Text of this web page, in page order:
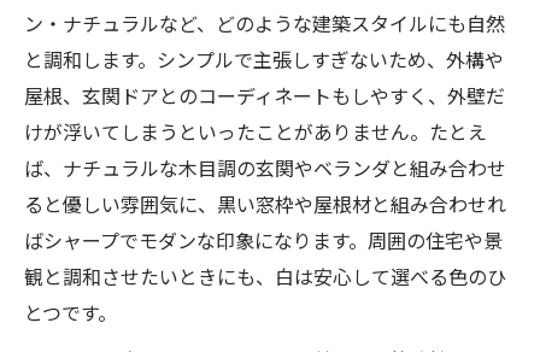
ン・ナチュラルなど、どのような建築スタイルにも自然
と調和します。シンプルで主張しすぎないため、外構や
屋根、玄関ドアとのコーディネートもしやすく、外壁だ
けが浮いてしまうといったことがありません。たとえ
ば、ナチュラルな木目調の玄関やベランダと組み合わせ
ると優しい雰囲気に、黒い窓枠や屋根材と組み合わせれ
ばシャープでモダンな印象になります。周囲の住宅や景
観と調和させたいときにも、白は安心して選べる色のひ
とつです。